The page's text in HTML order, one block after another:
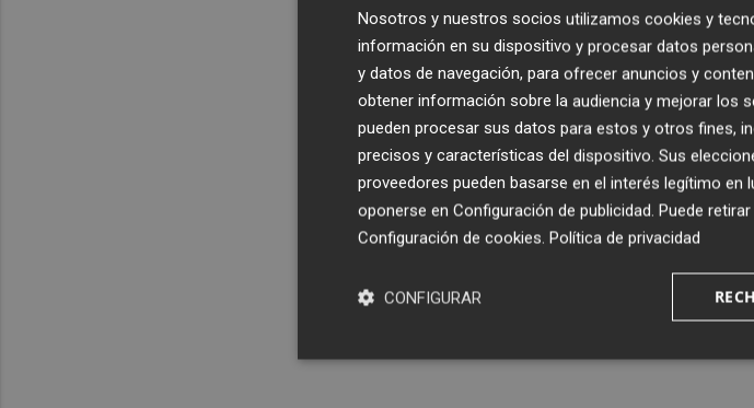
Nosotros y nuestros socios utilizamos cookies y
información en su dispositivo y procesar datos
y datos de navegación, para ofrecer anuncios y
obtener información sobre la audiencia y mejorar los
pueden procesar sus datos para estos y otros fines,
precisos y características del dispositivo. Sus
proveedores pueden basarse en el interés legítimo en
oponerse en Configuración de publicidad. Puede
Configuración de cookies. Política de privacidad
CONFIGURAR